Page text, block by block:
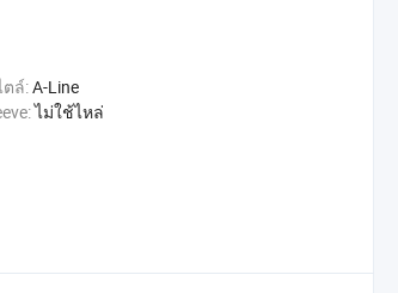
ตล์:A-Line
ไม่ใช้ไหล่